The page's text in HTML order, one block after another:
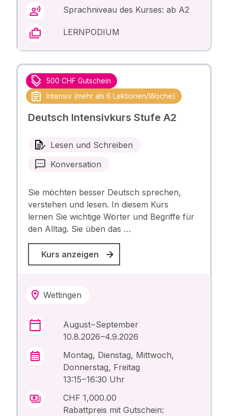
Sprachniveau des Kurses: ab A2
LERNPODIUM
500 CHF Gutschein
Intensiv (mehr als 6 Lektionen/Woche)
Deutsch Intensivkurs Stufe A2
Lesen und Schreiben
Konversation
Sie möchten besser Deutsch sprechen,
verstehen und lesen. In diesem Kurs
lernen Sie wichtige Wörter und Begriffe für
den Alltag. Sie üben das …
Kurs anzeigen
Wettingen
August – September
10.8.2026 –4.9.2026
Montag, Dienstag, Mittwoch,
Donnerstag, Freitag
13:15 – 16:30 Uhr
CHF 1,000.00
Rabattpreis mit Gutschein: